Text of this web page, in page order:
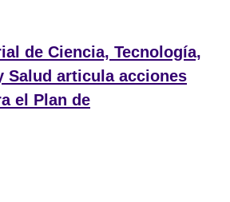
de Ciencia, Tecnología,
Salud articula acciones
el Plan de